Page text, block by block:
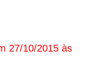
27/10/2015 às